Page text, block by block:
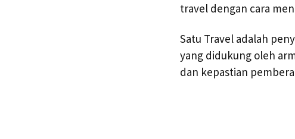
travel dengan cara
Satu Travel adalah
yang didukung oleh
dan kepastian